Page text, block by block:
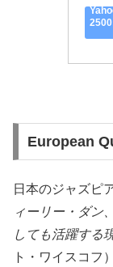
European
日本のジャズピ
ィーリー・ダン
しても活躍する
ト・ワイスコフ